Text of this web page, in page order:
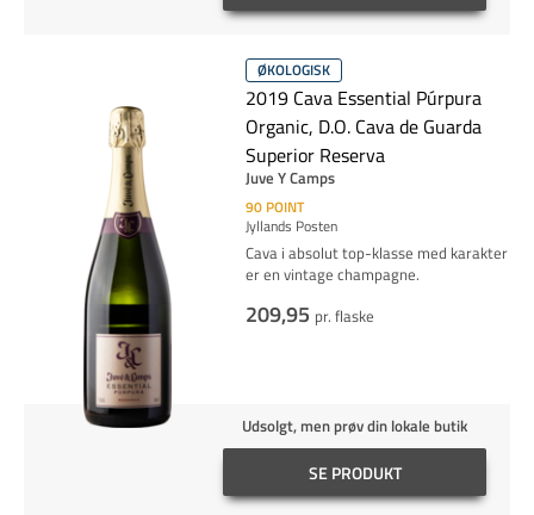
ØKOLOGISK
2019 Cava Essential Púrpura
Organic, D.O. Cava de Guarda
Superior Reserva
Juve Y Camps
90 POINT
Jyllands Posten
Cava i absolut top-klasse med karakter
er en vintage champagne.
209,95 pr. flaske
Udsolgt, men prøv din lokale butik
SE PRODUKT